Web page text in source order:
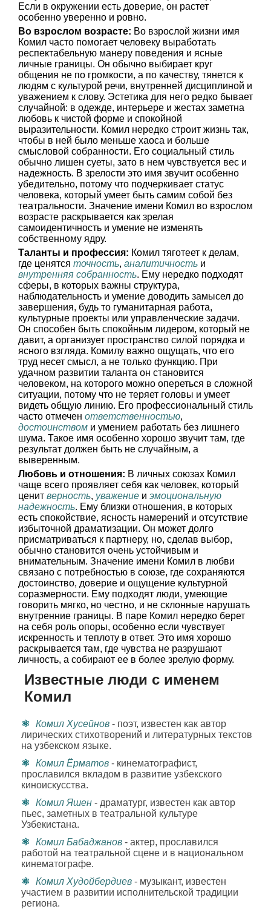
Если в окружении есть доверие, он растет
особенно уверенно и ровно.
Во взрослом возрасте: Во взрослой жизни имя
Комил часто помогает человеку выработать
респектабельную манеру поведения и ясные
личные границы. Он обычно выбирает круг
общения не по громкости, а по качеству, тянется к
людям с культурой речи, внутренней дисциплиной и
уважением к слову. Эстетика для него редко бывает
случайной: в одежде, интерьере и жестах заметна
любовь к чистой форме и спокойной
выразительности. Комил нередко строит жизнь так,
чтобы в ней было меньше хаоса и больше
смысловой собранности. Его социальный стиль
обычно лишен суеты, зато в нем чувствуется вес и
надежность. В зрелости это имя звучит особенно
убедительно, потому что подчеркивает статус
человека, который умеет быть самим собой без
театральности. Значение имени Комил во взрослом
возрасте раскрывается как зрелая
самоидентичность и умение не изменять
собственному ядру.
Таланты и профессия: Комил тяготеет к делам,
где ценятся точность, аналитичность и
внутренняя собранность. Ему нередко подходят
сферы, в которых важны структура,
наблюдательность и умение доводить замысел до
завершения, будь то гуманитарная работа,
культурные проекты или управленческие задачи.
Он способен быть спокойным лидером, который не
давит, а организует пространство силой порядка и
ясного взгляда. Комилу важно ощущать, что его
труд несет смысл, а не только функцию. При
удачном развитии таланта он становится
человеком, на которого можно опереться в сложной
ситуации, потому что не теряет головы и умеет
видеть общую линию. Его профессиональный стиль
часто отмечен ответственностью,
достоинством и умением работать без лишнего
шума. Такое имя особенно хорошо звучит там, где
результат должен быть не случайным, а
выверенным.
Любовь и отношения: В личных союзах Комил
чаще всего проявляет себя как человек, который
ценит верность, уважение и эмоциональную
надежность. Ему близки отношения, в которых
есть спокойствие, ясность намерений и отсутствие
избыточной драматизации. Он может долго
присматриваться к партнеру, но, сделав выбор,
обычно становится очень устойчивым и
внимательным. Значение имени Комил в любви
связано с потребностью в союзе, где сохраняются
достоинство, доверие и ощущение культурной
соразмерности. Ему подходят люди, умеющие
говорить мягко, но честно, и не склонные нарушать
внутренние границы. В паре Комил нередко берет
на себя роль опоры, особенно если чувствует
искренность и теплоту в ответ. Это имя хорошо
раскрывается там, где чувства не разрушают
личность, а собирают ее в более зрелую форму.
Известные люди с именем
Комил
Комил Хусейнов - поэт, известен как автор
лирических стихотворений и литературных текстов
на узбекском языке.
Комил Ёрматов - кинематографист,
прославился вкладом в развитие узбекского
киноискусства.
Комил Яшен - драматург, известен как автор
пьес, заметных в театральной культуре
Узбекистана.
Комил Бабаджанов - актер, прославился
работой на театральной сцене и в национальном
кинематографе.
Комил Худойбердиев - музыкант, известен
участием в развитии исполнительской традиции
региона.